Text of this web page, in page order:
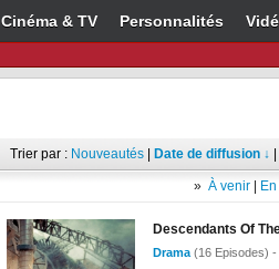
Cinéma & TV Personnalités
Trier par : Nouveautés Date de diffusion ↓
» À venir
Descendants Of
Drama (16 Episodes) -